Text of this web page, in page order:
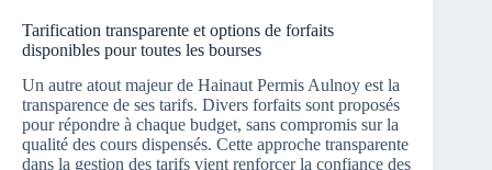
Tarification transparente et options de forfaits
disponibles pour toutes les bourses
Un autre atout majeur de Hainaut Permis Aulnoy est la
transparence de ses tarifs. Divers forfaits sont proposés
pour répondre à chaque budget, sans compromis sur la
qualité des cours dispensés. Cette approche transparente
dans la gestion des tarifs vient renforcer la confiance des